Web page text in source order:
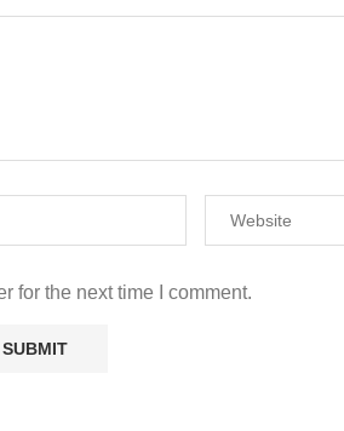
for the next time I comment.